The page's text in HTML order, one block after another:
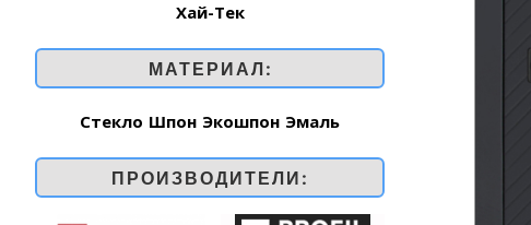
Хай-Тек
МАТЕРИАЛ:
Стекло Шпон Экошпон Эмаль
ПРОИЗВОДИТЕЛИ: